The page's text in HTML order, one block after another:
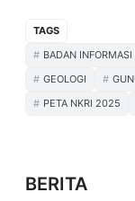
TAGS
BADAN INFORMASI
GEOLOGI
PETA NKRI 2025
BERITA